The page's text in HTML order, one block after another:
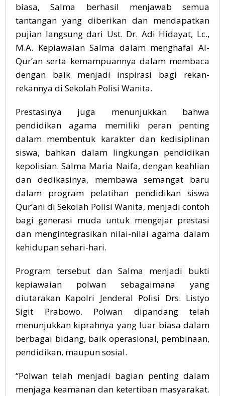
biasa, Salma berhasil menjawab semua
tantangan yang diberikan dan mendapatkan
pujian langsung dari Ust. Dr. Adi Hidayat, Lc.,
M.A. Kepiawaian Salma dalam menghafal Al-
Qur’an serta kemampuannya dalam membaca
dengan baik menjadi inspirasi bagi rekan-
rekannya di Sekolah Polisi Wanita.
Prestasinya juga menunjukkan bahwa
pendidikan agama memiliki peran penting
dalam membentuk karakter dan kedisiplinan
siswa, bahkan dalam lingkungan pendidikan
kepolisian. Salma Maria Naifa, dengan keahlian
dan dedikasinya, membawa semangat baru
dalam program pelatihan pendidikan siswa
Qur’ani di Sekolah Polisi Wanita, menjadi contoh
bagi generasi muda untuk mengejar prestasi
dan mengintegrasikan nilai-nilai agama dalam
kehidupan sehari-hari.
Program tersebut dan Salma menjadi bukti
kepiawaian polwan sebagaimana yang
diutarakan Kapolri Jenderal Polisi Drs. Listyo
Sigit Prabowo. Polwan dipandang telah
menunjukkan kiprahnya yang luar biasa dalam
berbagai bidang, baik operasional, pembinaan,
pendidikan, maupun sosial.
“Polwan telah menjadi bagian penting dalam
menjaga keamanan dan ketertiban masyarakat.